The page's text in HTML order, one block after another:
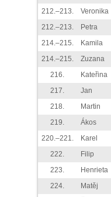
212.–213.
Veronika
212.–213.
Petra
214.–215.
Kamila
214.–215.
Zuzana
216.
Kateřina
217.
Jan
218.
Martin
219.
Ákos
220.–221.
Karel
222.
Filip
223.
Henrieta
224.
Matěj